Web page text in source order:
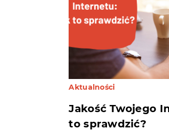
Aktualności
Jakość Twojego
to sprawdzić?